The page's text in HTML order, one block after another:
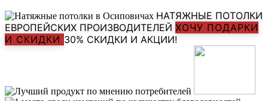
НАТЯЖНЫЕ ПОТОЛКИ
ЕВРОПЕЙСКИХ ПРОИЗВОДИТЕЛЕЙ ХОЧУ ПОДАРКИ
И СКИДКИ 30% СКИДКИ И АКЦИИ!